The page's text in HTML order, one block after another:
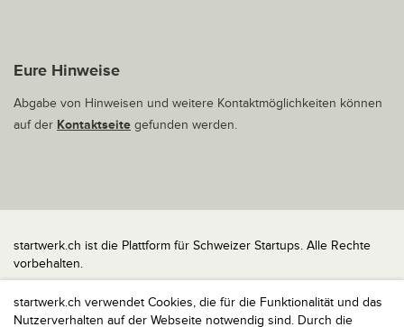
startwerk.ch verwendet Cookies, die für die Funktionalität und das
Nutzerverhalten auf der Webseite notwendig sind. Durch die
Eure Hinweise
Abgabe von Hinweisen und weitere Kontaktmöglichkeiten können
auf der Kontaktseite gefunden werden.
startwerk.ch ist die Plattform für Schweizer Startups. Alle Rechte
vorbehalten.
Impressum
Kontakt